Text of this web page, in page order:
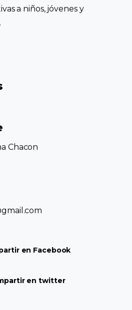
a niños, jóvenes y
Chacon
en Facebook
en twitter